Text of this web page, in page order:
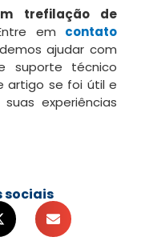
trefilação de
em contato
ajudar com
suporte técnico
artigo se foi útil e
experiências
sociais